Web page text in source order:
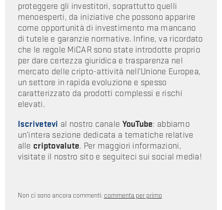
proteggere gli investitori, soprattutto quelli
menoesperti, da iniziative che possono apparire
come opportunità di investimento ma mancano
di tutele e garanzie normative. Infine, va ricordato
che le regole MiCAR sono state introdotte proprio
per dare certezza giuridica e trasparenza nel
mercato delle cripto-attività nell’Unione Europea,
un settore in rapida evoluzione e spesso
caratterizzato da prodotti complessi e rischi
elevati.
Iscrivetevi al nostro canale YouTube: abbiamo
un’intera sezione dedicata a tematiche relative
alle criptovalute. Per maggiori informazioni,
visitate il nostro sito e seguiteci sui social media!
Non ci sono ancora commenti: commenta per primo